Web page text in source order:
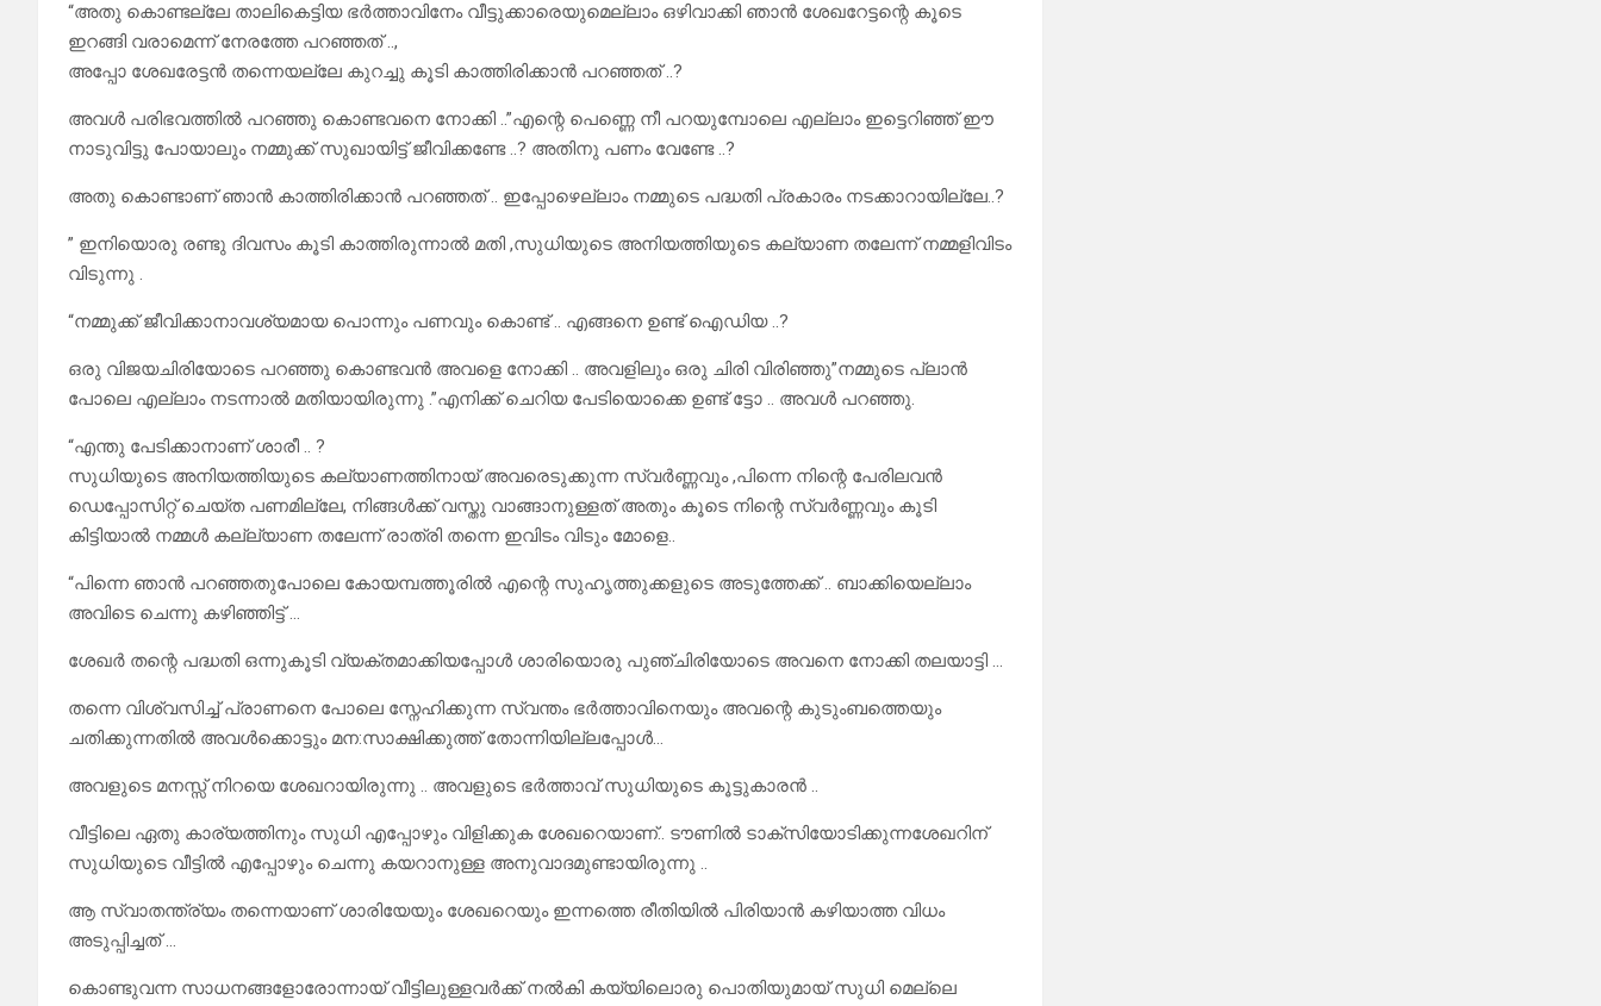
“അതു കൊണ്ടല്ലേ താലികെട്ടിയ ഭർത്താവിനേം വീട്ടുക്കാരെയുമെല്ലാം ഒഴിവാക്കി ഞാൻ ശേഖറേട്ടന്റെ കൂടെ
ഇറങ്ങി വരാമെന്ന് നേരത്തേ പറഞ്ഞത് ..,
അപ്പോ ശേഖരേട്ടൻ തന്നെയല്ലേ കുറച്ചു കൂടി കാത്തിരിക്കാൻ പറഞ്ഞത് ..?
അവൾ പരിഭവത്തിൽ പറഞ്ഞു കൊണ്ടവനെ നോക്കി ..”എന്റെ പെണ്ണെ നീ പറയുമ്പോലെ എല്ലാം ഇട്ടെറിഞ്ഞ് ഈ
നാടുവിട്ടു പോയാലും നമ്മുക്ക് സുഖായിട്ട് ജീവിക്കണ്ടേ ..? അതിനു പണം വേണ്ടേ ..?
അതു കൊണ്ടാണ് ഞാൻ കാത്തിരിക്കാൻ പറഞ്ഞത് .. ഇപ്പോഴെല്ലാം നമ്മുടെ പദ്ധതി പ്രകാരം നടക്കാറായില്ലേ..?
” ഇനിയൊരു രണ്ടു ദിവസം കൂടി കാത്തിരുന്നാൽ മതി ,സുധിയുടെ അനിയത്തിയുടെ കല്യാണ തലേന്ന് നമ്മളിവിടം
വിടുന്നു .
“നമ്മുക്ക് ജീവിക്കാനാവശ്യമായ പൊന്നും പണവും കൊണ്ട് .. എങ്ങനെ ഉണ്ട് ഐഡിയ ..?
ഒരു വിജയചിരിയോടെ പറഞ്ഞു കൊണ്ടവൻ അവളെ നോക്കി .. അവളിലും ഒരു ചിരി വിരിഞ്ഞു”നമ്മുടെ പ്ലാൻ
പോലെ എല്ലാം നടന്നാൽ മതിയായിരുന്നു .”എനിക്ക് ചെറിയ പേടിയൊക്കെ ഉണ്ട് ട്ടോ .. അവൾ പറഞ്ഞു.
“എന്തു പേടിക്കാനാണ് ശാരീ .. ?
സുധിയുടെ അനിയത്തിയുടെ കല്യാണത്തിനായ് അവരെടുക്കുന്ന സ്വർണ്ണവും ,പിന്നെ നിന്റെ പേരിലവൻ
ഡെപ്പോസിറ്റ് ചെയ്ത പണമില്ലേ, നിങ്ങൾക്ക് വസ്തു വാങ്ങാനുള്ളത് അതും കൂടെ നിന്റെ സ്വർണ്ണവും കൂടി
കിട്ടിയാൽ നമ്മൾ കല്ല്യാണ തലേന്ന് രാത്രി തന്നെ ഇവിടം വിടും മോളെ..
“പിന്നെ ഞാൻ പറഞ്ഞതുപോലെ കോയമ്പത്തൂരിൽ എന്റെ സുഹൃത്തുക്കളുടെ അടുത്തേക്ക് .. ബാക്കിയെല്ലാം
അവിടെ ചെന്നു കഴിഞ്ഞിട്ട് …
ശേഖർ തന്റെ പദ്ധതി ഒന്നുകൂടി വ്യക്തമാക്കിയപ്പോൾ ശാരിയൊരു പുഞ്ചിരിയോടെ അവനെ നോക്കി തലയാട്ടി …
തന്നെ വിശ്വസിച്ച് പ്രാണനെ പോലെ സ്നേഹിക്കുന്ന സ്വന്തം ഭർത്താവിനെയും അവന്റെ കുടുംബത്തെയും
ചതിക്കുന്നതിൽ അവൾക്കൊട്ടും മന:സാക്ഷിക്കുത്ത് തോന്നിയില്ലപ്പോൾ…
അവളുടെ മനസ്സ് നിറയെ ശേഖറായിരുന്നു .. അവളുടെ ഭർത്താവ് സുധിയുടെ കൂട്ടുകാരൻ ..
വീട്ടിലെ ഏതു കാര്യത്തിനും സുധി എപ്പോഴും വിളിക്കുക ശേഖറെയാണ്.. ടൗണിൽ ടാക്സിയോടിക്കുന്നശേഖറിന്
സുധിയുടെ വീട്ടിൽ എപ്പോഴും ചെന്നു കയറാനുള്ള അനുവാദമുണ്ടായിരുന്നു ..
ആ സ്വാതന്ത്ര്യം തന്നെയാണ് ശാരിയേയും ശേഖറെയും ഇന്നത്തെ രീതിയിൽ പിരിയാൻ കഴിയാത്ത വിധം
അടുപ്പിച്ചത് …
കൊണ്ടുവന്ന സാധനങ്ങളോരോന്നായ് വീട്ടിലുള്ളവർക്ക് നൽകി കയ്യിലൊരു പൊതിയുമായ് സുധി മെല്ലെ